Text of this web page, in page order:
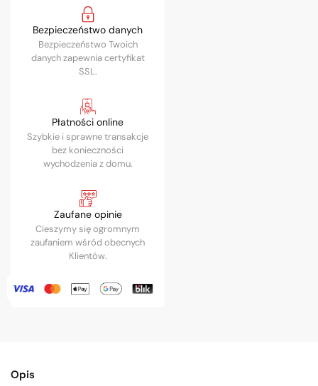
Bezpieczeństwo danych
Bezpieczeństwo Twoich
danych zapewnia certyfikat
SSL.
Płatności online
Szybkie i sprawne transakcje
bez konieczności
wychodzenia z domu.
Zaufane opinie
Cieszymy się ogromnym
zaufaniem wśród obecnych
Klientów.
Opis